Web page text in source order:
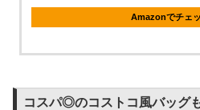
Amazonでチェ
コスパ◎のコストコ風バッグ